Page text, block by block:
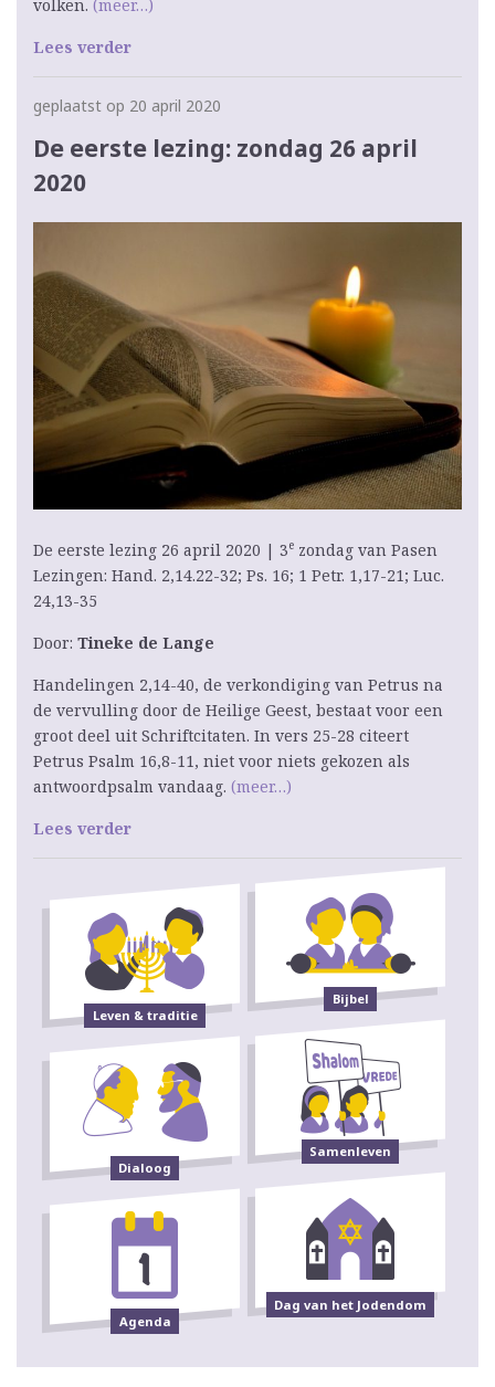
volken. (meer…)
Lees verder
geplaatst op 20 april 2020
De eerste lezing: zondag 26 april
2020
De eerste lezing 26 april 2020 | 3e zondag van Pasen
Lezingen: Hand. 2,14.22-32; Ps. 16; 1 Petr. 1,17-21; Luc.
24,13-35
Door: Tineke de Lange
Handelingen 2,14-40, de verkondiging van Petrus na
de vervulling door de Heilige Geest, bestaat voor een
groot deel uit Schriftcitaten. In vers 25-28 citeert
Petrus Psalm 16,8-11, niet voor niets gekozen als
antwoordpsalm vandaag. (meer…)
Lees verder
Leven & traditie
Bijbel
Dialoog
Samenleven
Agenda
Dag van het Jodendom